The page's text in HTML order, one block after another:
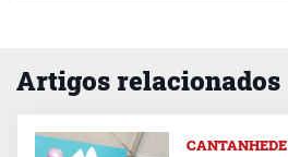
Artigos relacionados
CANTANHEDE